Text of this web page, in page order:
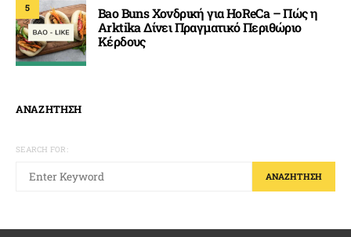
5
Bao Buns Χονδρική για HoReCa – Πώς η
Arktika Δίνει Πραγματικό Περιθώριο
Κέρδους
ΑΝΑΖΗΤΗΣΗ
SEARCH FOR:
ΑΝΑΖΉΤΗΣΗ